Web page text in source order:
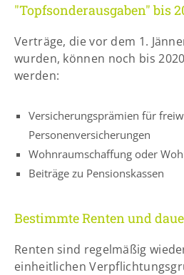
"Topfsonderausgaben" bis
Verträge, die vor dem 1.
wurden, können noch bis
werden:
Versicherungsprämien für
Personenversicherungen
Wohnraumschaffung oder
Beiträge zu Pensionskassen
Bestimmte Renten und
Renten sind regelmäßig
einheitlichen